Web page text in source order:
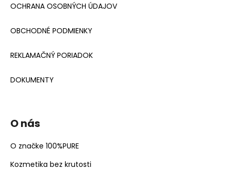
OCHRANA OSOBNÝCH ÚDAJOV
OBCHODNÉ PODMIENKY
REKLAMAČNÝ PORIADOK
DOKUMENTY
O nás
O značke 100%PURE
Kozmetika bez krutosti